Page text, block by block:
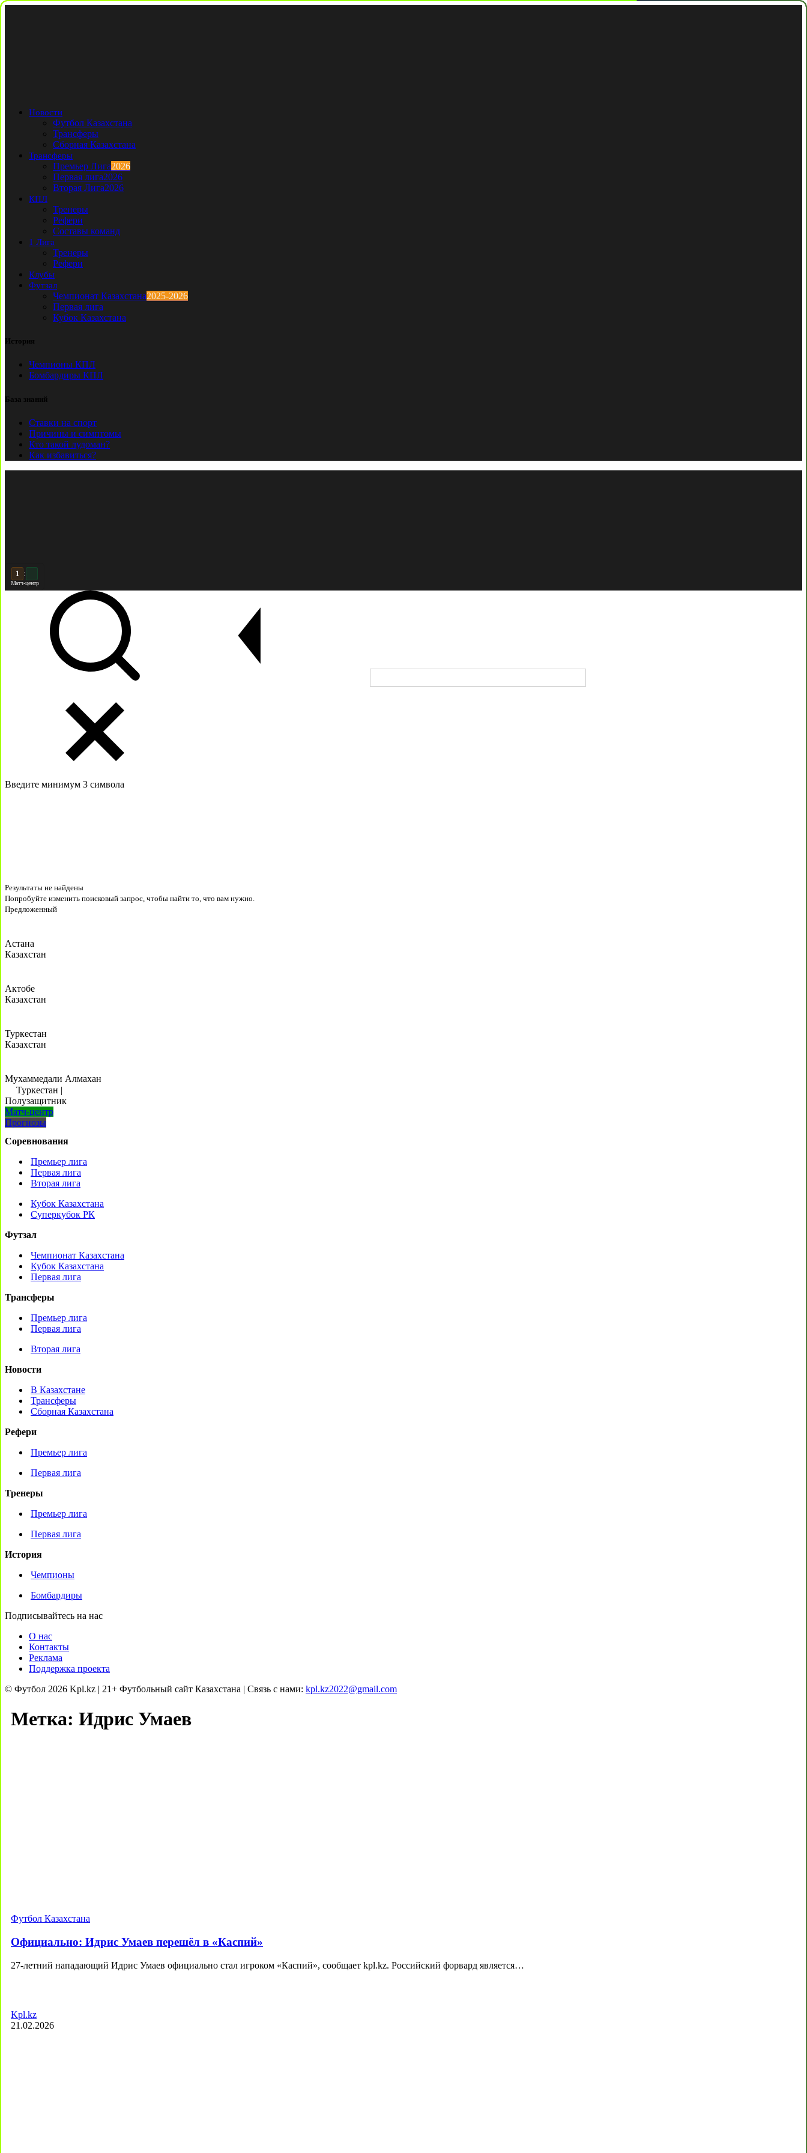
Новости
Футбол Казахстана
Трансферы
Сборная Казахстана
Трансферы
Премьер Лига2026
Первая лига2026
Вторая Лига2026
КПЛ
Тренеры
Рефери
Составы команд
1 Лига
Тренеры
Рефери
Клубы
Футзал
Чемпионат Казахстана2025-2026
Первая лига
Кубок Казахстана
История
Чемпионы КПЛ
Бомбардиры КПЛ
База знаний
Ставки на спорт
Причины и симптомы
Кто такой лудоман?
Как избавиться?
2 :
Матч-центр
Введите минимум 3 символа
Результаты не найдены
Попробуйте изменить поисковый запрос, чтобы найти то, что вам нужно.
Предложенный
Астана
Казахстан
Актобе
Казахстан
Туркестан
Казахстан
Мухаммедали Алмахан
Туркестан |
Полузащитник
Матч-центр
Прогнозы
Соревнования
Премьер лига
Первая лига
Вторая лига
Кубок Казахстана
Суперкубок РК
Футзал
Чемпионат Казахстана
Кубок Казахстана
Первая лига
Трансферы
Премьер лига
Первая лига
Вторая лига
Новости
В Казахстане
Трансферы
Сборная Казахстана
Рефери
Премьер лига
Первая лига
Тренеры
Премьер лига
Первая лига
История
Чемпионы
Бомбардиры
Подписывайтесь на нас
О нас
Контакты
Реклама
Поддержка проекта
© Футбол 2026 Kpl.kz | 21+ Футбольный сайт Казахстана | Связь с нами: kpl.kz2022@gmail.com
Метка: Идрис Умаев
Футбол Казахстана
Официально: Идрис Умаев перешёл в «Каспий»
27-летний нападающий Идрис Умаев официально стал игроком «Каспий», сообщает kpl.kz. Российский форвард является…
Kpl.kz
21.02.2026